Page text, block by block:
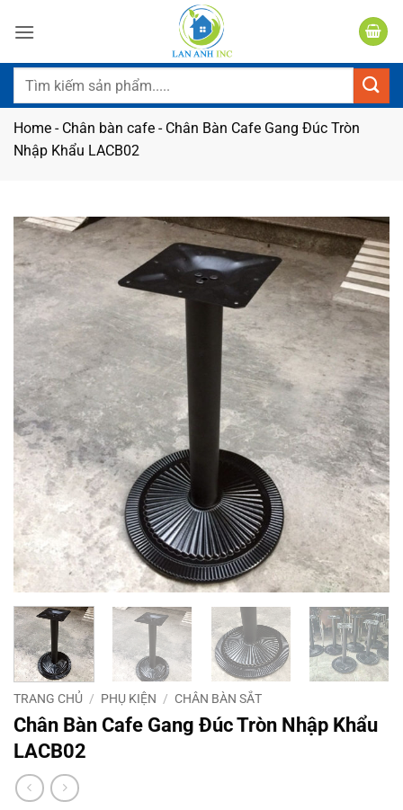
qua
dung
Tìm
Home - Chân bàn cafe - Chân Bàn Cafe Gang Đúc Tròn
Nhập Khẩu LACB02
TRANG CHỦ / PHỤ KIỆN / CHÂN BÀN SẮT
Chân Bàn Cafe Gang Đúc Tròn Nhập Khẩu
LACB02